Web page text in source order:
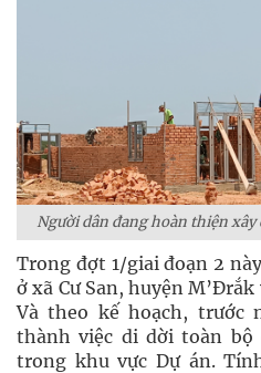
Người dân đang hoàn thiện xây
Trong đợt 1/giai đoạn 2
ở xã Cư San, huyện
Và theo kế hoạch, trước
thành việc di dời toàn bộ
trong khu vực Dự án.